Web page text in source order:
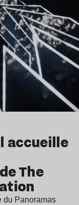
accueille
The
du Panoramas